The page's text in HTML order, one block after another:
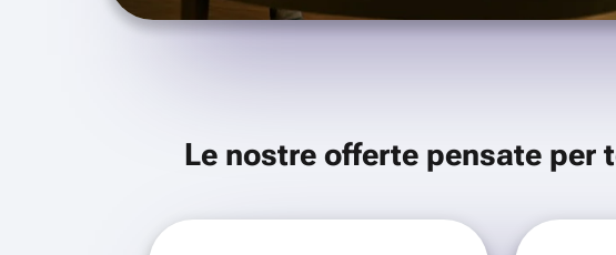
Le nostre offerte pensate per